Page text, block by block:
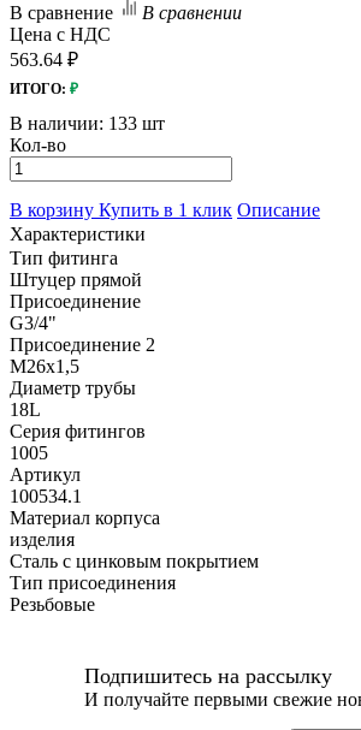
В сравнение
В сравнении
Цена с НДС
563.64 ₽
ИТОГО: ₽
В наличии: 133 шт
Кол-во
В корзину Купить в 1 клик Описание
Характеристики
Тип фитинга
Штуцер прямой
Присоединение
G3/4"
Присоединение 2
M26x1,5
Диаметр трубы
18L
Серия фитингов
1005
Артикул
100534.1
Материал корпуса
изделия
Сталь с цинковым покрытием
Тип присоединения
Резьбовые
Подпишитесь на рассылку
И получайте первыми свежие